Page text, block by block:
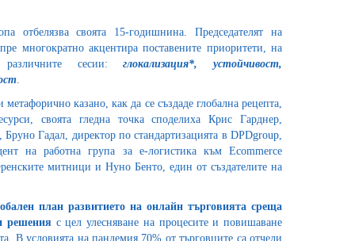
отбелязва своята 15-годишнина. Председателят на
многократно акцентира поставените приоритети, на
различните сесии:глокализация*,устойчивост,
.
казано, как да се създаде глобална рецепта,
своята гледна точка споделиха Крис Гарднер,
Бруно Гадал, директор по стандартизацията в DPDgroup,
на работна група за е-логистика към Ecommerce
митници и Нуно Бенто, един от създателите на
план развитието на онлайн търговията среща
решения с цел улесняване на процесите и повишаване
В условията на пандемия 70% от търговците са отчели